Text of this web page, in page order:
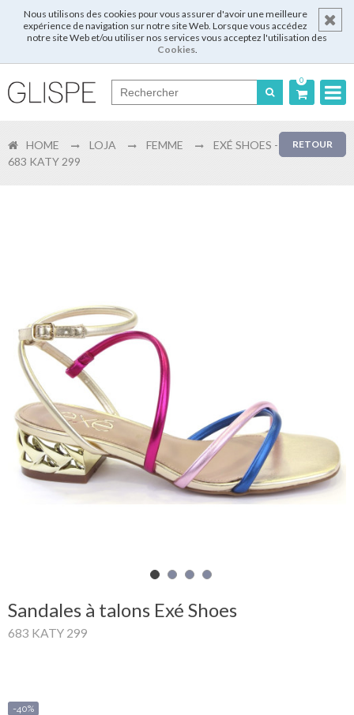
Nous utilisons des cookies pour vous assurer d'avoir une meilleure
expérience de navigation sur notre site Web. Lorsque vous accédez
notre site Web et/ou utiliser nos services vous acceptez l'utilisation des
Cookies.
0
English
Enregistrer
panier
Glispe
Femme
RETOUR
HOME LOJA FEMME
EXÉ SHOES -
683 KATY 299
Sandales à talons Exé Shoes
683 KATY 299
-40%